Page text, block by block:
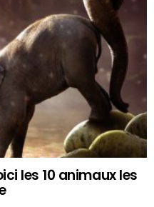
les 10 animaux les